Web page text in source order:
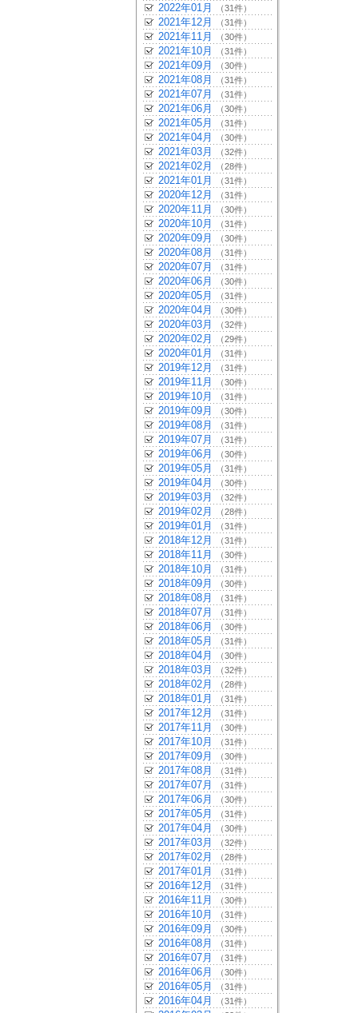
2022年01月 （31件）
2021年12月 （31件）
2021年11月 （30件）
2021年10月 （31件）
2021年09月 （30件）
2021年08月 （31件）
2021年07月 （31件）
2021年06月 （30件）
2021年05月 （31件）
2021年04月 （30件）
2021年03月 （32件）
2021年02月 （28件）
2021年01月 （31件）
2020年12月 （31件）
2020年11月 （30件）
2020年10月 （31件）
2020年09月 （30件）
2020年08月 （31件）
2020年07月 （31件）
2020年06月 （30件）
2020年05月 （31件）
2020年04月 （30件）
2020年03月 （32件）
2020年02月 （29件）
2020年01月 （31件）
2019年12月 （31件）
2019年11月 （30件）
2019年10月 （31件）
2019年09月 （30件）
2019年08月 （31件）
2019年07月 （31件）
2019年06月 （30件）
2019年05月 （31件）
2019年04月 （30件）
2019年03月 （32件）
2019年02月 （28件）
2019年01月 （31件）
2018年12月 （31件）
2018年11月 （30件）
2018年10月 （31件）
2018年09月 （30件）
2018年08月 （31件）
2018年07月 （31件）
2018年06月 （30件）
2018年05月 （31件）
2018年04月 （30件）
2018年03月 （32件）
2018年02月 （28件）
2018年01月 （31件）
2017年12月 （31件）
2017年11月 （30件）
2017年10月 （31件）
2017年09月 （30件）
2017年08月 （31件）
2017年07月 （31件）
2017年06月 （30件）
2017年05月 （31件）
2017年04月 （30件）
2017年03月 （32件）
2017年02月 （28件）
2017年01月 （31件）
2016年12月 （31件）
2016年11月 （30件）
2016年10月 （31件）
2016年09月 （30件）
2016年08月 （31件）
2016年07月 （31件）
2016年06月 （30件）
2016年05月 （31件）
2016年04月 （31件）